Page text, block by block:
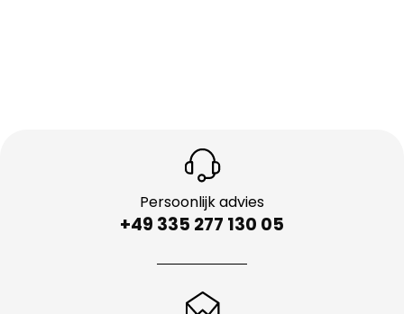
Persoonlijk advies
+49 335 277 130 05